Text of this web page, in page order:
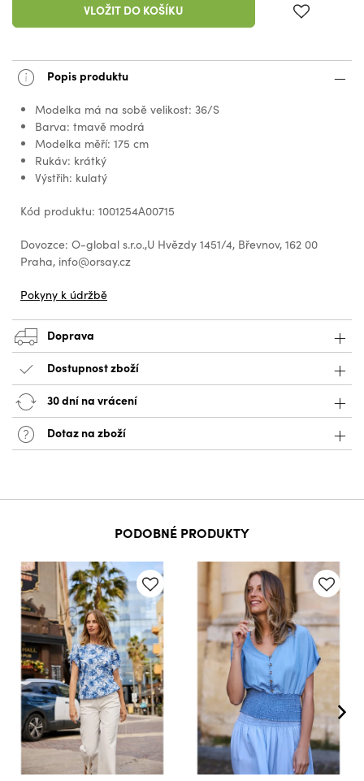
VLOŽIT DO KOŠÍKU
Popis produktu
Modelka má na sobě velikost: 36/S
Barva: tmavě modrá
Modelka měří: 175 cm
Rukáv: krátký
Výstřih: kulatý
Kód produktu: 1001254A00715
Dovozce: O-global s.r.o.,U Hvězdy 1451/4, Břevnov, 162 00
Praha, info@orsay.cz
Pokyny k údržbě
Doprava
Dostupnost zboží
30 dní na vrácení
Dotaz na zboží
PODOBNÉ PRODUKTY